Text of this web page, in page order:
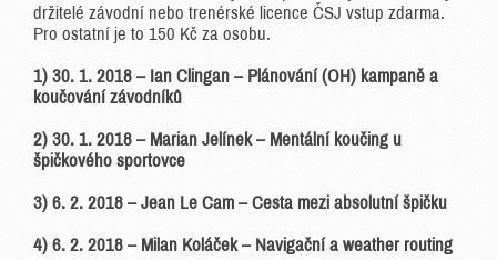
držitelé závodní nebo trenérské licence ČSJ vstup zdarma.
Pro ostatní je to 150 Kč za osobu.
1) 30. 1. 2018 – Ian Clingan – Plánování (OH) kampaně a
koučování závodníků
2) 30. 1. 2018 – Marian Jelínek – Mentální koučing u
špičkového sportovce
3) 6. 2. 2018 – Jean Le Cam – Cesta mezi absolutní špičku
4) 6. 2. 2018 – Milan Koláček – Navigační a weather routing